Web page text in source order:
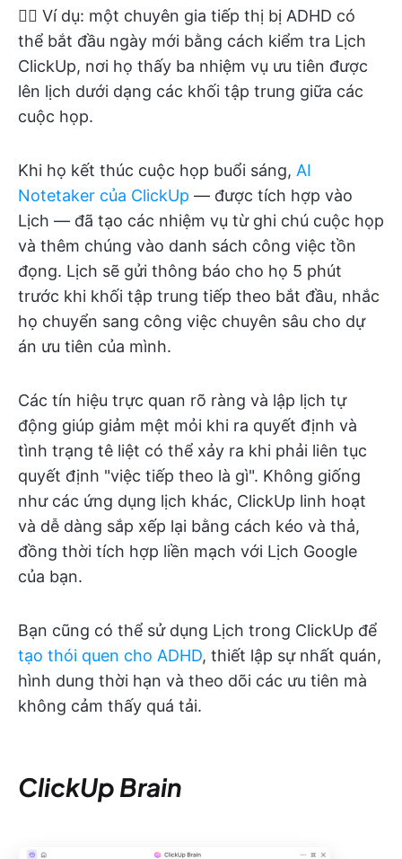
👉🏼 Ví dụ: một chuyên gia tiếp thị bị ADHD có
thể bắt đầu ngày mới bằng cách kiểm tra Lịch
ClickUp, nơi họ thấy ba nhiệm vụ ưu tiên được
lên lịch dưới dạng các khối tập trung giữa các
cuộc họp.
Khi họ kết thúc cuộc họp buổi sáng, AI
Notetaker của ClickUp — được tích hợp vào
Lịch — đã tạo các nhiệm vụ từ ghi chú cuộc họp
và thêm chúng vào danh sách công việc tồn
đọng. Lịch sẽ gửi thông báo cho họ 5 phút
trước khi khối tập trung tiếp theo bắt đầu, nhắc
họ chuyển sang công việc chuyên sâu cho dự
án ưu tiên của mình.
Các tín hiệu trực quan rõ ràng và lập lịch tự
động giúp giảm mệt mỏi khi ra quyết định và
tình trạng tê liệt có thể xảy ra khi phải liên tục
quyết định "việc tiếp theo là gì". Không giống
như các ứng dụng lịch khác, ClickUp linh hoạt
và dễ dàng sắp xếp lại bằng cách kéo và thả,
đồng thời tích hợp liền mạch với Lịch Google
của bạn.
Bạn cũng có thể sử dụng Lịch trong ClickUp để
tạo thói quen cho ADHD, thiết lập sự nhất quán,
hình dung thời hạn và theo dõi các ưu tiên mà
không cảm thấy quá tải.
ClickUp Brain